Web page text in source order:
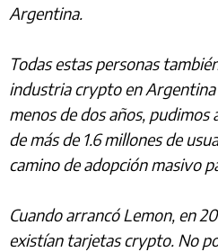
Argentina.
Todas estas personas
industria crypto en Argentina
menos de dos años,
de más de 1.6 millones de
camino de adopción masivo
Cuando arrancó Lemon, en
existían tarjetas crypto. No